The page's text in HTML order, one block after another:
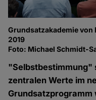
Grundsatzakademie
2019
Foto: Michael Schmidt-
"Selbstbestimmung"
zentralen Werte im
Grundsatzprogramm